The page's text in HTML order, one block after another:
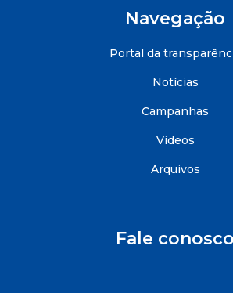
Navegação
Portal da
Notícias
Campanhas
Videos
Arquivos
Fale conosco